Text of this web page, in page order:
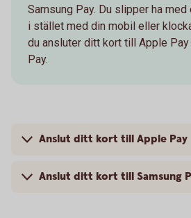
Samsung Pay. Du slipper ha
i stället med din mobil eller
du ansluter ditt kort till Apple
Pay.
Anslut ditt kort till Apple Pay
Anslut ditt kort till Samsung